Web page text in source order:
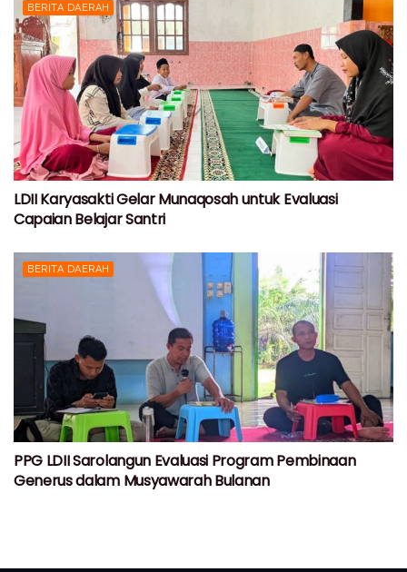
BERITA DAERAH
LDII Karyasakti Gelar Munaqosah untuk Evaluasi
Capaian Belajar Santri
BERITA DAERAH
PPG LDII Sarolangun Evaluasi Program Pembinaan
Generus dalam Musyawarah Bulanan